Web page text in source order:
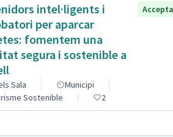
intel·ligents i
per aparcar
fomentem una
segura i sostenible a
Sala
Municipi
Sostenible
2